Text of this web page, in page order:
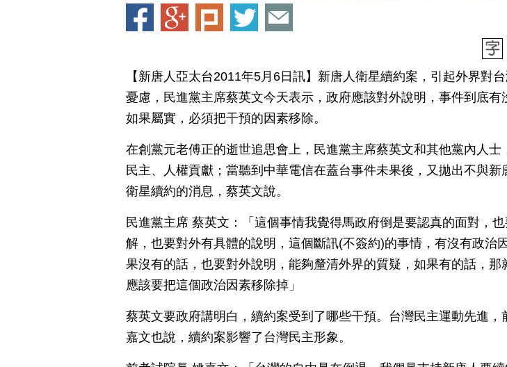
【新唐人亞太台2011年5月6日訊】新唐人衛星續約案，引起外界對
憂慮，民進黨主席蔡英文今天表示，政府應該對外說明，事件到底有
如果屬實，必須把干預的因素移除。
在創黨元老傅正的逝世追思會上，民進黨主席蔡英文和其他黨內人士
民主、人權貢獻；當聽到中華電信在蓋台事件未果後，又拋出不與新
衛星續約的消息，蔡英文說。
民進黨主席 蔡英文：「這個事情我覺得馬政府倒是要認真的面對，
解，也要對外有具體的說明，這個斷訊(不簽約)的事情，有沒有政治
果沒有的話，也要對外說明，能夠釐清外界的質疑，如果有的話，那
應該要把這個政治因素移除掉」
蔡英文要政府講明白，續約案受到了哪些干預。台灣民主運動先進，
嘉文也說，續約案影響了台灣民主形象。